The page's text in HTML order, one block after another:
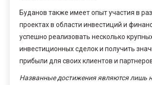
Буданов также имеет опыт участия в
проектах в области инвестиций и
успешно реализовать несколько
инвестиционных сделок и получить
прибыли для своих клиентов и
Названные достижения являются лишь